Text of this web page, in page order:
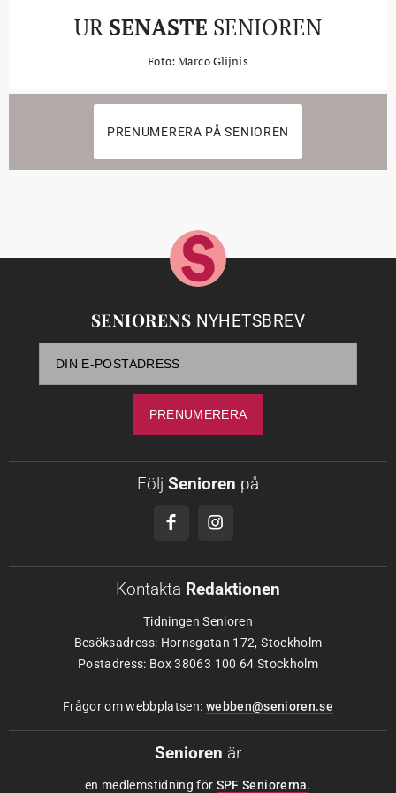
UR SENASTE SENIOREN
Foto: Marco Glijnis
PRENUMERERA PÅ SENIOREN
SENIORENS NYHETSBREV
Följ Senioren på
Kontakta Redaktionen
Tidningen Senioren
Besöksadress: Hornsgatan 172, Stockholm
Postadress: Box 38063 100 64 Stockholm
Frågor om webbplatsen: webben@senioren.se
Senioren är
en medlemstidning för SPF Seniorerna.